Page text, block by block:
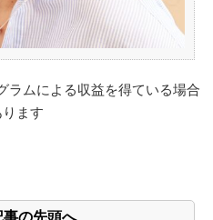
ラムによる収益を得ている場合
ります